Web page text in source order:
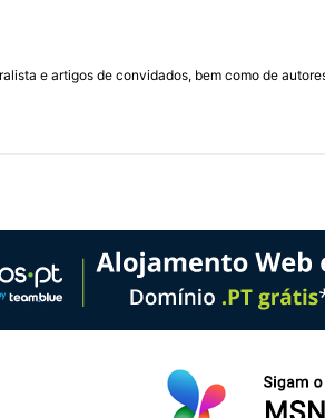
e artigos de convidados, bem como de